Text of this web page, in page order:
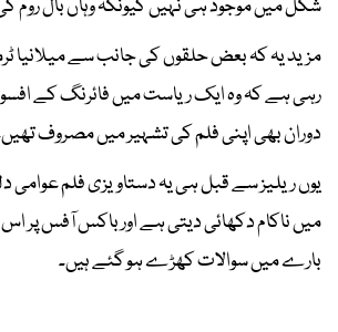
شکل میں موجود ہی نہیں کیونکہ وہاں بال روم
مزید یہ کہ بعض حلقوں کی جانب سے میلانیا
رہی ہے کہ وہ ایک ریاست میں فائرنگ کے
دوران بھی اپنی فلم کی تشہیر میں مصروف
یوں ریلیز سے قبل ہی یہ دستاویزی فلم
میں ناکام دکھائی دیتی ہے اور باکس آفس
بارے میں سوالات کھڑے ہو گئے ہیں۔